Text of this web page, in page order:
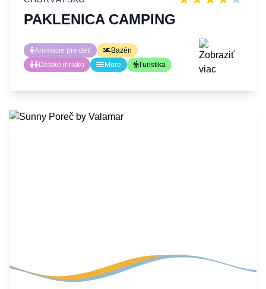
PAKLENICA CAMPING
Animácie pre deti
Bazén
Detské ihrisko
More Turistika